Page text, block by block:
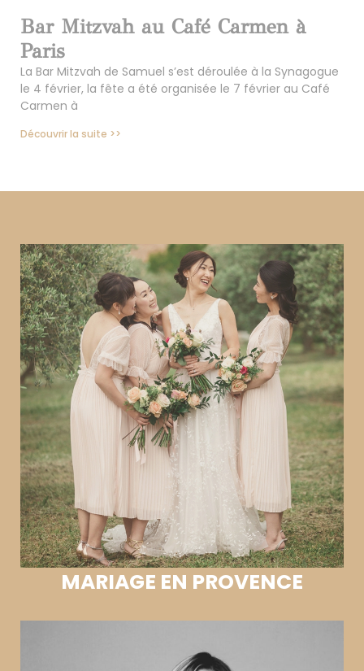
Bar Mitzvah au Café Carmen à
Paris
La Bar Mitzvah de Samuel s’est déroulée à la Synagogue
le 4 février, la fête a été organisée le 7 février au Café
Carmen à
Découvrir la suite >>
MARIAGE EN PROVENCE